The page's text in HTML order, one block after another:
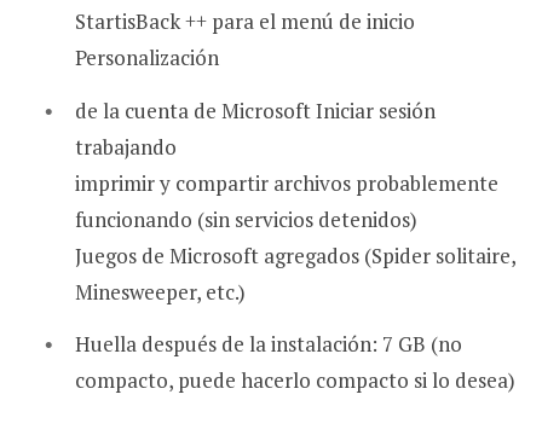
StartisBack ++ para el menú de inicio
Personalización
de la cuenta de Microsoft Iniciar sesión
trabajando
imprimir y compartir archivos probablemente
funcionando (sin servicios detenidos)
Juegos de Microsoft agregados (Spider solitaire,
Minesweeper, etc.)
Huella después de la instalación: 7 GB (no
compacto, puede hacerlo compacto si lo desea)